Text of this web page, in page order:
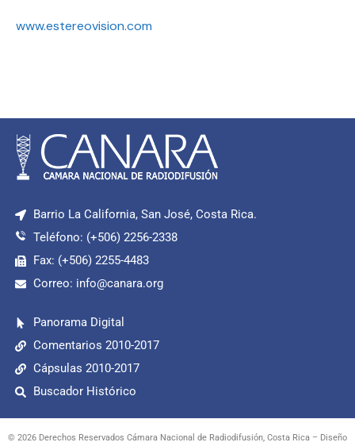
www.estereovision.com
Barrio La California, San José, Costa Rica.
Teléfono: (+506) 2256-2338
Fax: (+506) 2255-4483
Correo: info@canara.org
Panorama Digital
Comentarios 2010-2017
Cápsulas 2010-2017
Buscador Histórico
© 2026 Derechos Reservados Cámara Nacional de Radiodifusión, Costa Rica – Diseño